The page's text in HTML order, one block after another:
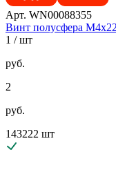
Арт. WN00088355
Винт полусфера
1 / шт
руб.
2
руб.
143222 шт